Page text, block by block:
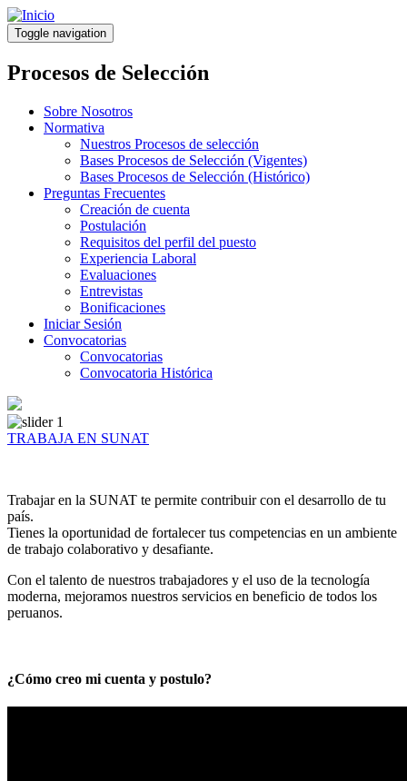
Pasar
al
contenido
principal
Toggle navigation
Procesos de Selección
Sobre Nosotros
Normativa
Nuestros Procesos de selección
Bases Procesos de Selección (Vigentes)
Bases Procesos de Selección (Histórico)
Preguntas Frecuentes
Creación de cuenta
Postulación
Requisitos del perfil del puesto
Experiencia Laboral
Evaluaciones
Entrevistas
Bonificaciones
Iniciar Sesión
Convocatorias
Convocatorias
Convocatoria Histórica
TRABAJA EN SUNAT
Trabajar en la SUNAT te permite contribuir con el desarrollo de tu
país.
Tienes la oportunidad de fortalecer tus competencias en un ambiente
de trabajo colaborativo y desafiante.
Con el talento de nuestros trabajadores y el uso de la tecnología
moderna, mejoramos nuestros servicios en beneficio de todos los
peruanos.
¿Cómo creo mi cuenta y postulo?